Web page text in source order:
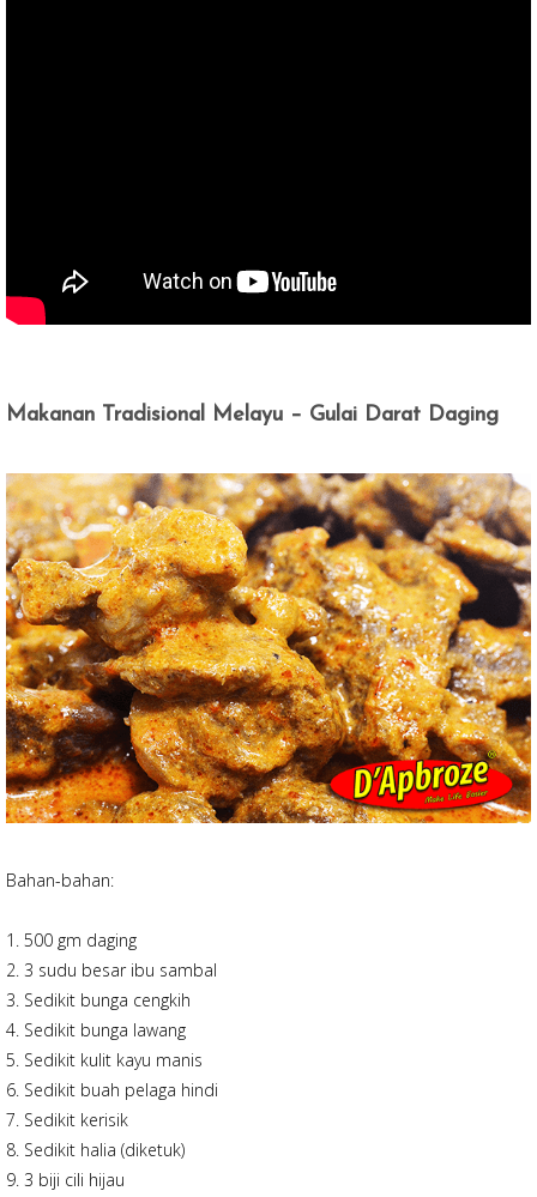
Makanan Tradisional Melayu – Gulai Darat Daging
Bahan-bahan:
1. 500 gm daging
2. 3 sudu besar ibu sambal
3. Sedikit bunga cengkih
4. Sedikit bunga lawang
5. Sedikit kulit kayu manis
6. Sedikit buah pelaga hindi
7. Sedikit kerisik
8. Sedikit halia (diketuk)
9. 3 biji cili hijau